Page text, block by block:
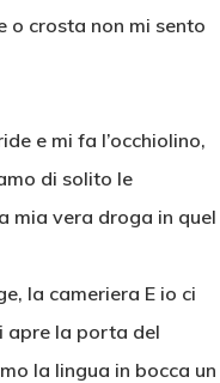
o crosta non mi sento
e mi fa l’occhiolino,
di solito le
mia vera droga in quel
la cameriera E io ci
apre la porta del
la lingua in bocca un